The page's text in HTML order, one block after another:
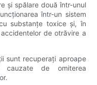
și spălare două într-unul
într-un sistem
substanțe toxice și, în
de otrăvire a
sunt recuperați aproape
cauzate de omiterea